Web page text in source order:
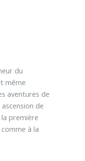
du
même
aventures de
de
première
à la